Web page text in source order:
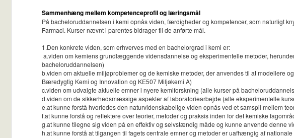
Sammenhæng mellem kompetenceprofil og læringsmål
På bacheloruddannelsen i kemi opnås viden, færdigheder og kompetencer, som naturligt
Farmaci. Kurser nævnt i parentes bidrager til de anførte mål.
1.Den konkrete viden, som erhverves med en bachelorgrad i kemi er:
a.viden om kemiens grundlæggende vidensdannelse og eksperimentelle metoder,
bacheloruddannelsen)
b.viden om aktuelle miljøproblemer og de kemiske metoder, der anvendes til at
Bæredygtig Kemi og Innovation og KE507 Miljøkemi A)
c.viden om udvalgte aktuelle emner i nyere kemiforskning (alle kurser på
d.viden om de sikkerhedsmæssige aspekter af laboratoriearbejde (alle eksperimentelle
e.at kunne forstå hvorledes den naturvidenskabelige viden opnås ved et samspil mellem
f.at kunne forstå og reflektere over teorier, metoder og praksis inden for det kemiske
g.at kunne tilegne sig viden på en effektiv og selvstændig måde og kunne anvende denne
h.at kunne forstå at tilgangen til fagets centrale emner og metoder er uafhængig af